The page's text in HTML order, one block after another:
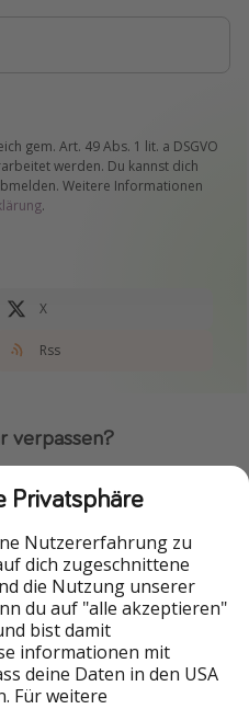
gem. Art. 49 Abs. 1 lit. a DSGVO
werden. Du kannst dich
Weitere Informationen
.
X
Rss
verpassen?
Group
HolidayPirates
WakacyjniPiraci
Ferienpiraten
Privatsphäre
Nutzererfahrung zu
dich zugeschnittene
die Nutzung unserer
du auf "alle akzeptieren"
bist damit
informationen mit
deine Daten in den USA
Für weitere